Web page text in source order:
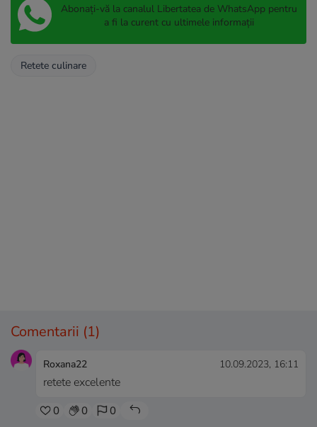
Abonați-vă la canalul Libertatea de WhatsApp pentru
a fi la curent cu ultimele informații
Retete culinare
Comentarii (1)
Roxana22 10.09.2023, 16:11
retete excelente
0 0 0